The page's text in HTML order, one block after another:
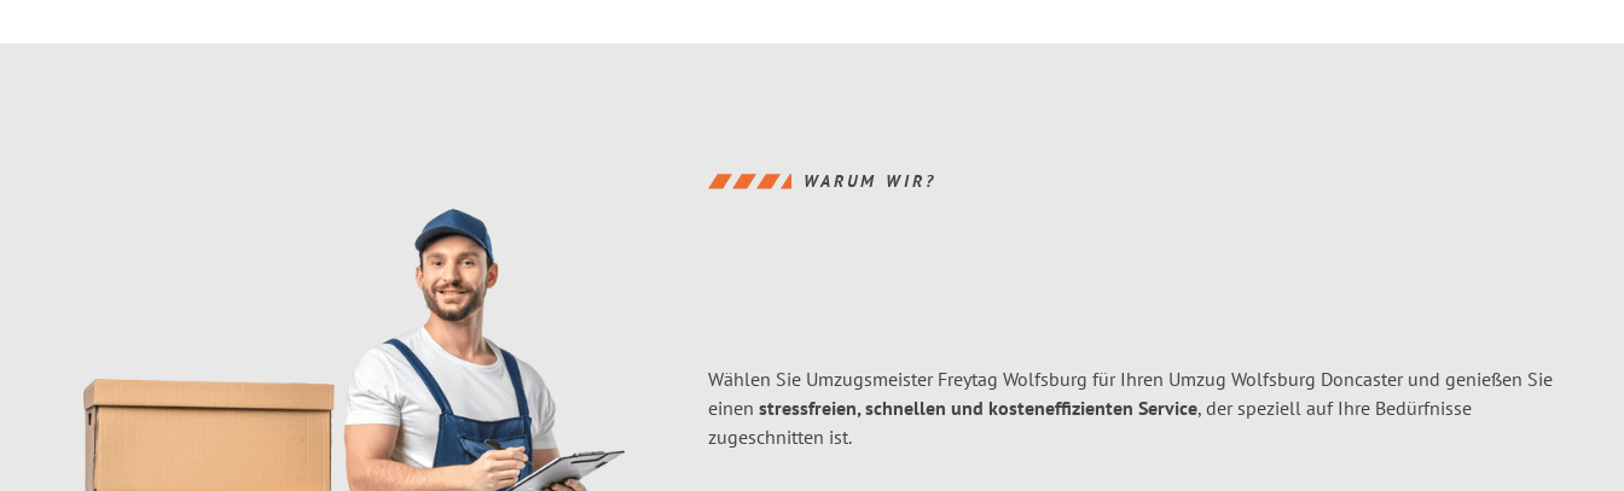
WARUM WIR?
Wählen Sie Umzugsmeister Freytag Wolfsburg für Ihren Umzug Wolfsburg Doncaster und genießen Sie
einen stressfreien, schnellen und kosteneffizienten Service, der speziell auf Ihre Bedürfnisse
zugeschnitten ist.